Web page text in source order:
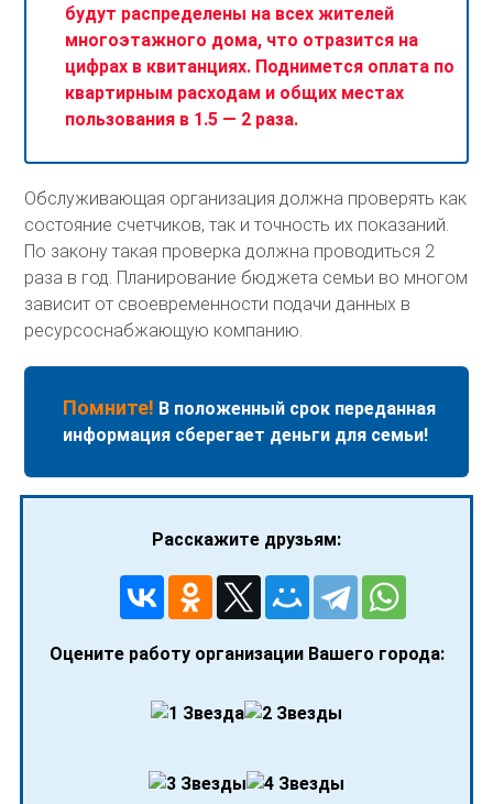
будут распределены на всех жителей
многоэтажного дома, что отразится на
цифрах в квитанциях. Поднимется оплата по
квартирным расходам и общих местах
пользования в 1.5 — 2 раза.
Обслуживающая организация должна проверять как
состояние счетчиков, так и точность их показаний.
По закону такая проверка должна проводиться 2
раза в год. Планирование бюджета семьи во многом
зависит от своевременности подачи данных в
ресурсоснабжающую компанию.
Помните! В положенный срок переданная
информация сберегает деньги для семьи!
Расскажите друзьям:
Оцените работу организации Вашего города: